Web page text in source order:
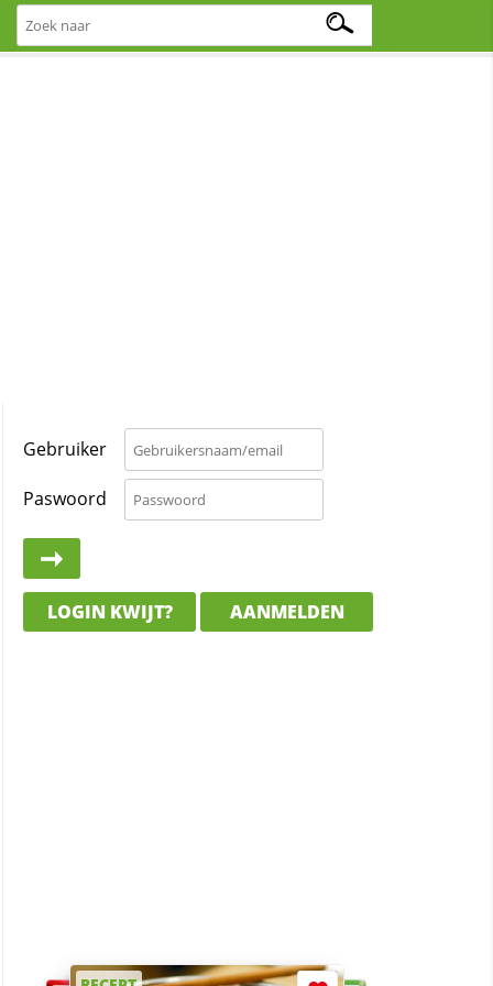
Gebruiker
Paswoord
LOGIN KWIJT? AANMELDEN